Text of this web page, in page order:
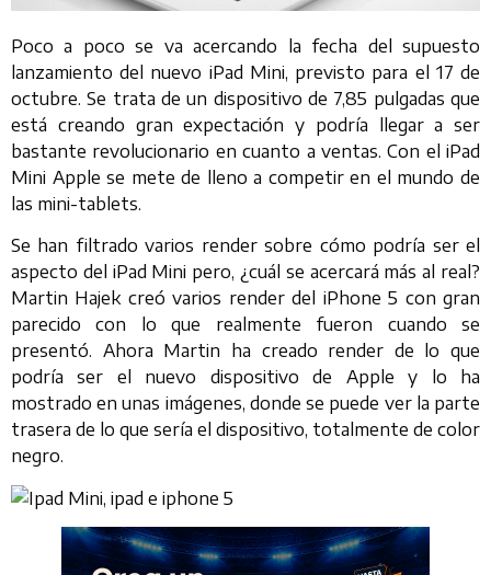
Poco a poco se va acercando la fecha del supuesto
lanzamiento del nuevo iPad Mini, previsto para el 17 de
octubre. Se trata de un dispositivo de 7,85 pulgadas que
está creando gran expectación y podría llegar a ser
bastante revolucionario en cuanto a ventas. Con el iPad
Mini Apple se mete de lleno a competir en el mundo de
las mini-tablets.
Se han filtrado varios render sobre cómo podría ser el
aspecto del iPad Mini pero, ¿cuál se acercará más al real?
Martin Hajek creó varios render del iPhone 5 con gran
parecido con lo que realmente fueron cuando se
presentó. Ahora Martin ha creado render de lo que
podría ser el nuevo dispositivo de Apple y lo ha
mostrado en unas imágenes, donde se puede ver la parte
trasera de lo que sería el dispositivo, totalmente de color
negro.